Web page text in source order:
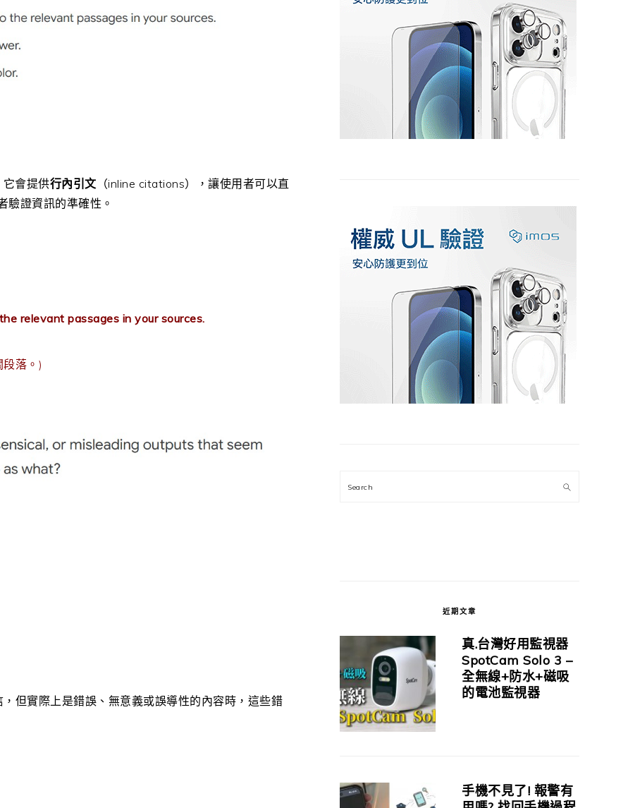
會提供行內引文 （inline citations），讓使用者可以直
驗證資訊的準確性。
relevant passages in your sources.
落。)
但實際上是錯誤、無意義或誤導性的內容時，這些錯
Search
近期文章
真.台灣好用監視器
SpotCam Solo 3 –
全無線+防水+磁吸
的電池監視器
手機不見了! 報警有